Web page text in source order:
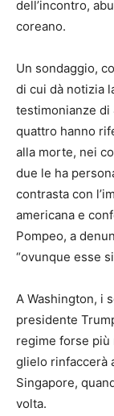
dell’incontro,
coreano.
Un sondaggio,
di cui dà notizia
testimonianze
quattro hanno
alla morte, nei
due le ha
contrasta con
americana e
Pompeo, a
“ovunque esse
A Washington, i
presidente
regime forse più
glielo rinfaccerà
Singapore,
volta.